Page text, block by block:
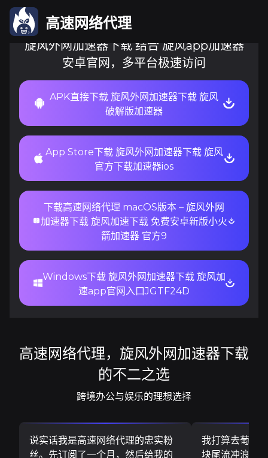
高速网络代理
旋风外网加速器下载 结合 旋风app加速器
安卓官网，多平台极速访问
APK直接下载 旋风外网加速器下载 旋风
破解版加速器
App Store下载 旋风外网加速器下载 旋风
官方下载加速器ios
下载高速网络代理 macOS版本 – 旋风外网
加速器下载 旋风加速下载 免费安卓新版小火
箭加速器 官方9
Windows下载 旋风外网加速器下载 旋风加
速app官网入口JGTF24D
高速网络代理，旋风外网加速器下载
的不二之选
跨境办公与娱乐的理想选择
说实话我是高速网络代理的忠实粉
丝。先订阅了一个月，然后给我的
我打算去葡萄
块尾流冲浪板